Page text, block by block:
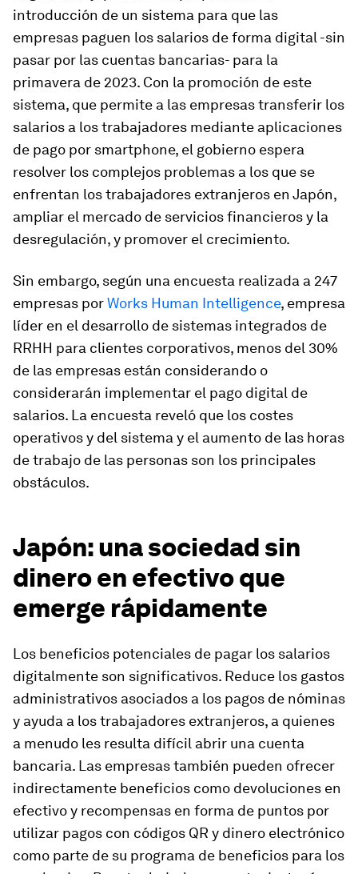
introducción de un sistema para que las
empresas paguen los salarios de forma digital -sin
pasar por las cuentas bancarias- para la
primavera de 2023. Con la promoción de este
sistema, que permite a las empresas transferir los
salarios a los trabajadores mediante aplicaciones
de pago por smartphone, el gobierno espera
resolver los complejos problemas a los que se
enfrentan los trabajadores extranjeros en Japón,
ampliar el mercado de servicios financieros y la
desregulación, y promover el crecimiento.
Sin embargo, según una encuesta realizada a 247
empresas porWorks Human Intelligence, empresa
líder en el desarrollo de sistemas integrados de
RRHH para clientes corporativos, menos del 30%
de las empresas están considerando o
considerarán implementar el pago digital de
salarios. La encuesta reveló que los costes
operativos y del sistema y el aumento de las horas
de trabajo de las personas son los principales
obstáculos.
Japón: una sociedad sin
dinero en efectivo que
emerge rápidamente
Los beneficios potenciales de pagar los salarios
digitalmente son significativos. Reduce los gastos
administrativos asociados a los pagos de nóminas
y ayuda a los trabajadores extranjeros, a quienes
a menudo les resulta difícil abrir una cuenta
bancaria. Las empresas también pueden ofrecer
indirectamente beneficios como devoluciones en
efectivo y recompensas en forma de puntos por
utilizar pagos con códigos QR y dinero electrónico
como parte de su programa de beneficios para los